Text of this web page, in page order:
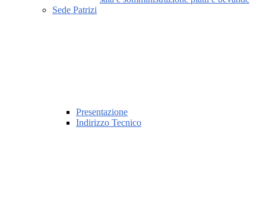
Sede Patrizi
Presentazione
Indirizzo Tecnico